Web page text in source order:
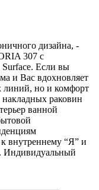
дизайна, -
307 с
Surface. Если вы
и Вас вдохновляет
линий, но и комфорт
накладных раковин
ванной
внутреннему “Я” и
Индивидуальный